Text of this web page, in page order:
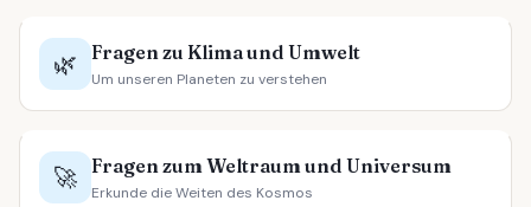
🌿 Fragen zu Klima und Umwelt
Um unseren Planeten zu verstehen
🚀 Fragen zum Weltraum und Universum
Erkunde die Weiten des Kosmos